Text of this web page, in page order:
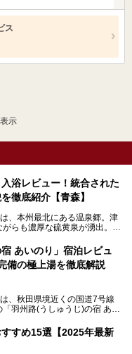
ス
示
浴レビュー！統合された
徹底紹介【青森】
、本州最北にある温泉郷。津
らも濃厚な硫黄泉が湧出。良
。
つの共同浴場を統合し、2020
入浴施設。かつて別々の共同
楽しめる点が魅力です。また
地元常連客のみならず観光客
しました。
訪問・入浴し、その魅力を徹
あいのり」宿泊レビュ
備の極上湯を徹底解説
、秋田県境近くの国道7号線
羽州路(うしゅうじ)の宿 あい
泉という2種類の源泉を使用
しで提供している点でしょ
すめ15選【2025年最新